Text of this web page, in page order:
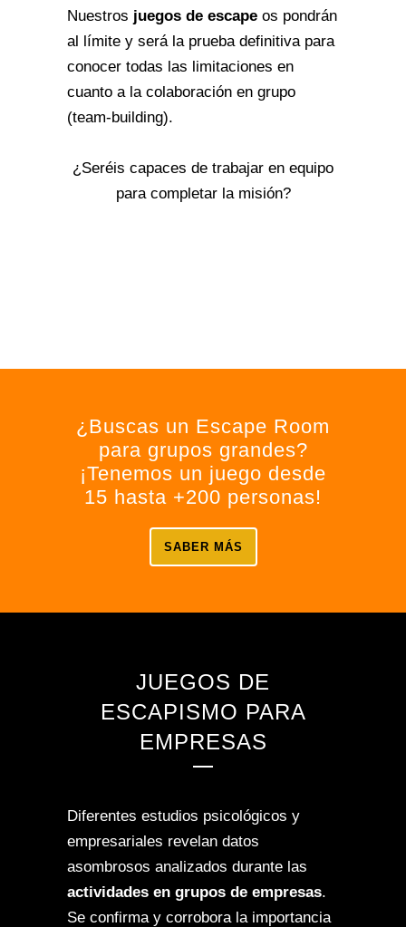
Nuestros juegos de escape os pondrán
al límite y será la prueba definitiva para
conocer todas las limitaciones en
cuanto a la colaboración en grupo
(team-building).
¿Seréis capaces de trabajar en equipo
para completar la misión?
¿Buscas un Escape Room
para grupos grandes?
¡Tenemos un juego desde
15 hasta +200 personas!
SABER MÁS
JUEGOS DE
ESCAPISMO PARA
EMPRESAS
Diferentes estudios psicológicos y
empresariales revelan datos
asombrosos analizados durante las
actividades en grupos de empresas.
Se confirma y corrobora la importancia